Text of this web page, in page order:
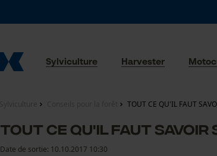
Sylviculture Harvester
TOUT CE QU'IL FAUT
TOUT CE QU'IL FAUT SAVOIR
Date de sortie: 10.10.2017 10:30